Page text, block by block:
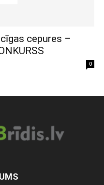
cepures –
0